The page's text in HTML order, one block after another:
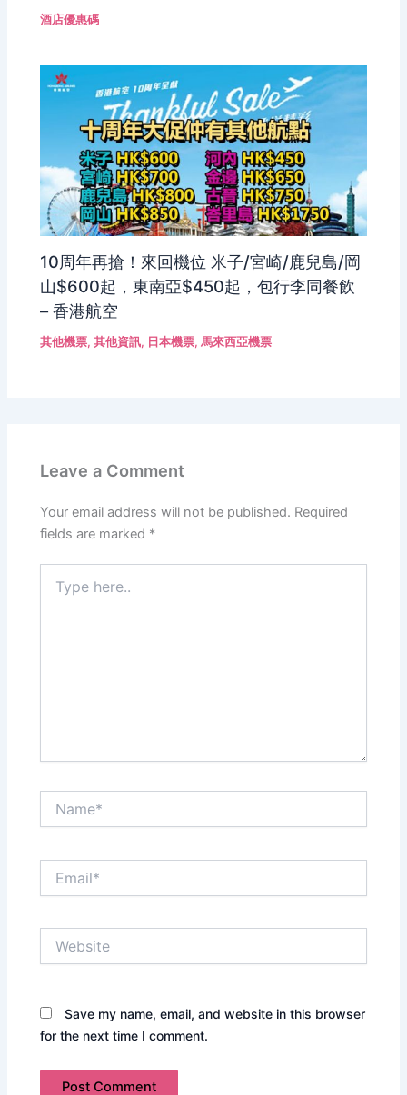
酒店優惠碼
10周年再搶！來回機位 米子/宮崎/鹿兒島/岡
山$600起，東南亞$450起，包行李同餐飲
– 香港航空
其他機票,其他資訊, 日本機票,馬來西亞機票
Leave a Comment
Your email address will not be published. Required
fields are marked *
here..
Save my name, email, and website in this browser
for the next time I comment.